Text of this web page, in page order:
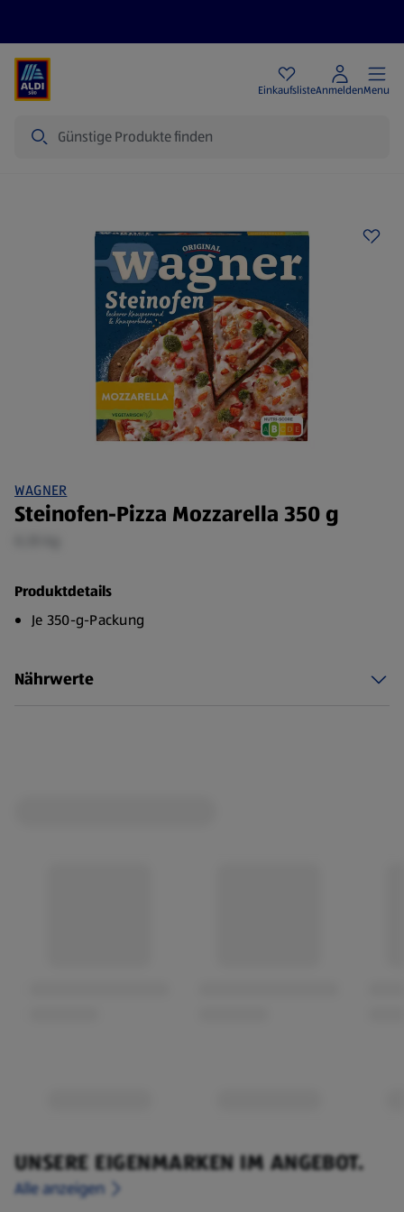
EinkaufslisteAnmeldenMenu
WAGNER
Steinofen-Pizza Mozzarella 350 g
Produktdetails
Je 350-g-Packung
Nährwerte
UNSERE EIGENMARKEN IM ANGEBOT.
Alle anzeigen